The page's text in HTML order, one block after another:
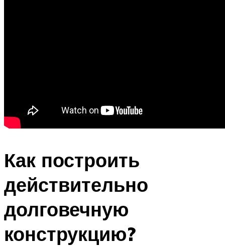
Как построить
действительно
долговечную
конструкцию?